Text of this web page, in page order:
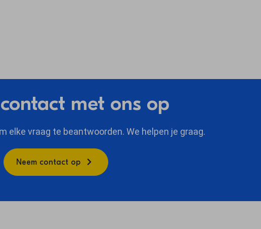
met ons op
elke vraag te beantwoorden. We helpen je graag.
Neem contact op